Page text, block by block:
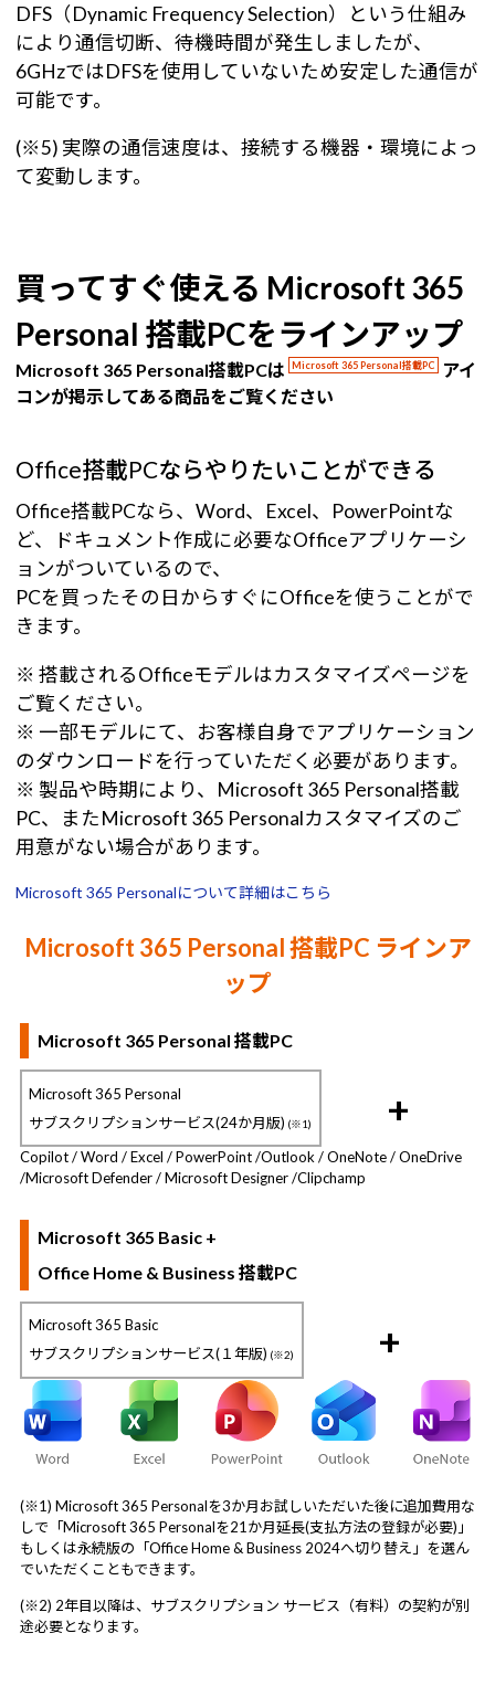
DFS（Dynamic Frequency Selection）という仕組み
により通信切断、待機時間が発生しましたが、
6GHzではDFSを使用していないため安定した通信が
可能です。
(※5) 実際の通信速度は、接続する機器・環境によっ
て変動します。
買ってすぐ使える Microsoft 365
Personal 搭載PCをラインアップ
Microsoft 365 Personal搭載PCは Microsoft 365 Personal搭載PC
アイ
コンが掲示してある商品をご覧ください
Office搭載PCならやりたいことができる
Office搭載PCなら、Word、Excel、PowerPointな
ど、ドキュメント作成に必要なOfficeアプリケーシ
ョンがついているので、
PCを買ったその日からすぐにOfficeを使うことがで
きます。
※ 搭載されるOfficeモデルはカスタマイズページを
ご覧ください。
※ 一部モデルにて、お客様自身でアプリケーション
のダウンロードを行っていただく必要があります。
※ 製品や時期により、Microsoft 365 Personal搭載
PC、またMicrosoft 365 Personalカスタマイズのご
用意がない場合があります。
Microsoft 365 Personalについて詳細はこちら
Microsoft 365 Personal 搭載PC ラインア
ップ
Microsoft 365 Personal 搭載PC
Microsoft 365 Personal
サブスクリプションサービス(24か月版) (※1) +
Copilot / Word / Excel / PowerPoint /Outlook / OneNote / OneDrive
/Microsoft Defender / Microsoft Designer /Clipchamp
Microsoft 365 Basic +
Office Home & Business 搭載PC
Microsoft 365 Basic
サブスクリプションサービス(１年版) (※2) +
(※1) Microsoft 365 Personalを3か月お試しいただいた後に追加費用な
しで「Microsoft 365 Personalを21か月延長(支払方法の登録が必要)」
もしくは永続版の「Office Home & Business 2024へ切り替え」を選ん
でいただくこともできます。
(※2) 2年目以降は、サブスクリプション サービス（有料）の契約が別
途必要となります。